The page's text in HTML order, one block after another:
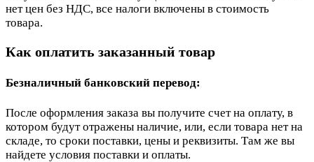
нет цен без НДС, все налоги включены в стоимость
товара.
Как оплатить заказанный товар
Безналичный банковский перевод:
После оформления заказа вы получите счет на оплату, в
котором будут отражены наличие, или, если товара нет на
складе, то сроки поставки, цены и реквизиты. Там же вы
найдете условия поставки и оплаты.